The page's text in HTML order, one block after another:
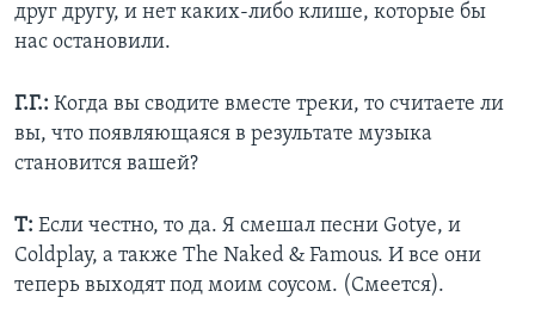
друг другу, и нет каких-либо клише, которые бы
нас остановили.
Г.Г.: Когда вы сводите вместе треки, то считаете ли
вы, что появляющаяся в результате музыка
становится вашей?
Т: Если честно, то да. Я смешал песни Gotye, и
Сoldplay, а также The Naked & Famous. И все они
теперь выходят под моим соусом. (Смеется).